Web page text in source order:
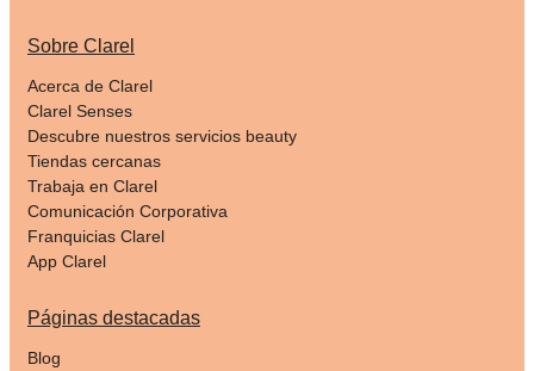
Sobre Clarel
Acerca de Clarel
Clarel Senses
Descubre nuestros servicios beauty
Tiendas cercanas
Trabaja en Clarel
Comunicación Corporativa
Franquicias Clarel
App Clarel
Páginas destacadas
Blog